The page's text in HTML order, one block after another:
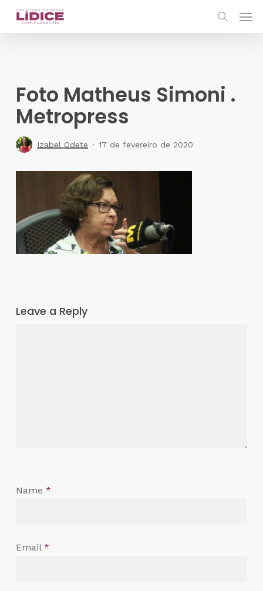
Skip
Foto Matheus Simoni .
Metropress
Izabel Odete 17 de fevereiro de 2020
Leave a Reply
Name *
Email *